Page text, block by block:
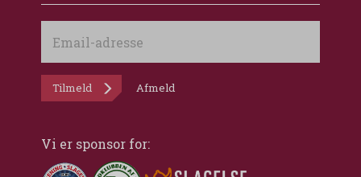
adresse
Tilmeld Afmeld
Vi er sponsor for: